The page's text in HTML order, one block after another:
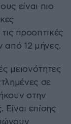
είναι πιο
προοπτικές
από 12 μήνες.
μειονότητες
σε
στην
επίσης